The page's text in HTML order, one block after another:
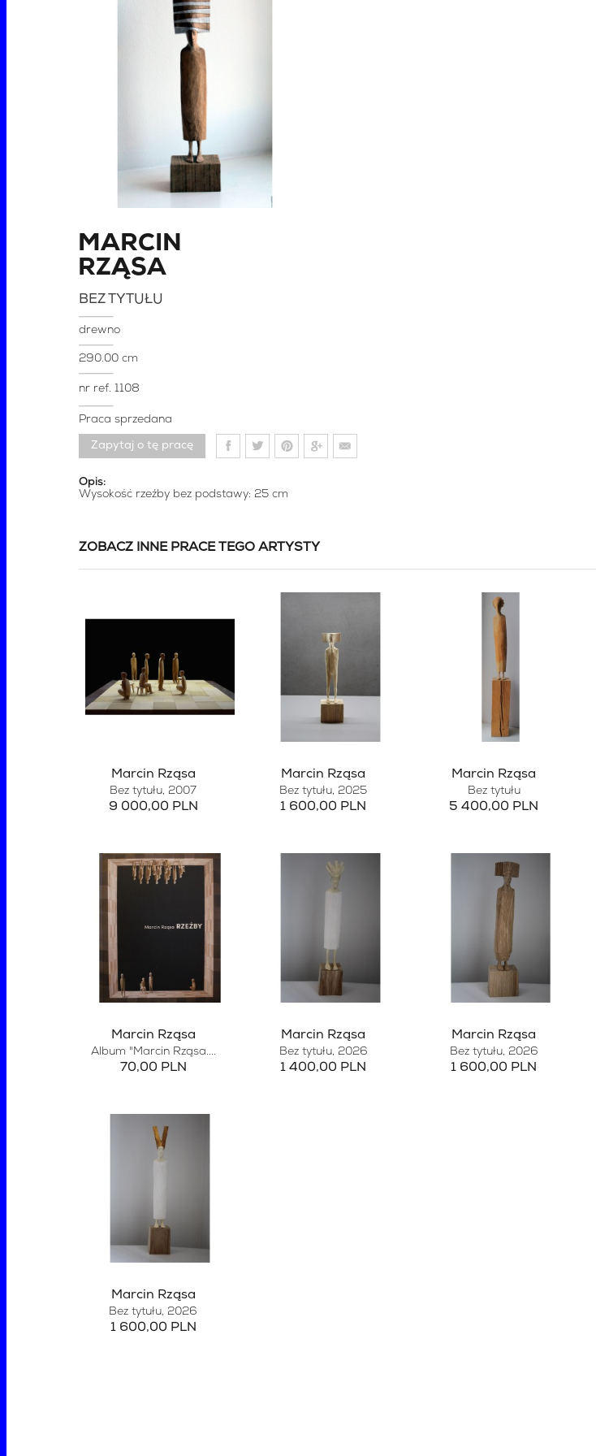
MARCIN
RZĄSA
BEZ TYTUŁU
drewno
290.00 cm
nr ref. 1108
Praca sprzedana
Zapytaj o tę pracę
Opis:
Wysokość rzeźby bez podstawy: 25 cm
ZOBACZ INNE PRACE TEGO ARTYSTY
Marcin Rząsa
Bez tytułu, 2007
9 000,00 PLN
Marcin Rząsa
Bez tytułu, 2025
1 600,00 PLN
Marcin Rząsa
Bez tytułu
5 400,00 PLN
Marcin Rząsa
Album "Marcin Rząsa....
70,00 PLN
Marcin Rząsa
Bez tytułu, 2026
1 400,00 PLN
Marcin Rząsa
Bez tytułu, 2026
1 600,00 PLN
Marcin Rząsa
Bez tytułu, 2026
1 600,00 PLN